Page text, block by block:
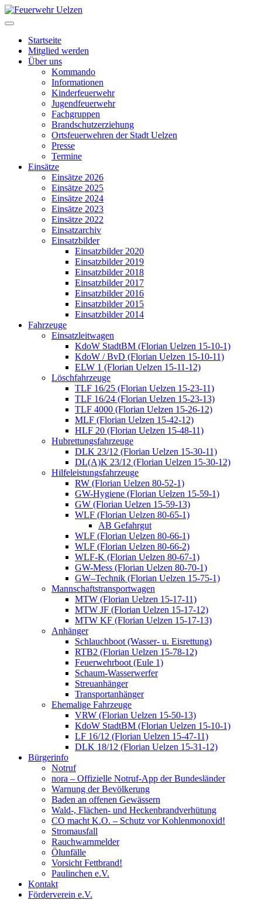
Startseite
Mitglied werden
Über uns
Kommando
Informationen
Kinderfeuerwehr
Jugendfeuerwehr
Fachgruppen
Brandschutzerziehung
Ortsfeuerwehren der Stadt Uelzen
Presse
Termine
Einsätze
Einsätze 2026
Einsätze 2025
Einsätze 2024
Einsätze 2023
Einsätze 2022
Einsatzarchiv
Einsatzbilder
Einsatzbilder 2020
Einsatzbilder 2019
Einsatzbilder 2018
Einsatzbilder 2017
Einsatzbilder 2016
Einsatzbilder 2015
Einsatzbilder 2014
Fahrzeuge
Einsatzleitwagen
KdoW StadtBM (Florian Uelzen 15-10-1)
KdoW / BvD (Florian Uelzen 15-10-11)
ELW 1 (Florian Uelzen 15-11-12)
Löschfahrzeuge
TLF 16/25 (Florian Uelzen 15-23-11)
TLF 16/24 (Florian Uelzen 15-23-13)
TLF 4000 (Florian Uelzen 15-26-12)
MLF (Florian Uelzen 15-42-12)
HLF 20 (Florian Uelzen 15-48-11)
Hubrettungsfahrzeuge
DLK 23/12 (Florian Uelzen 15-30-11)
DL(A)K 23/12 (Florian Uelzen 15-30-12)
Hilfeleistungsfahrzeuge
RW (Florian Uelzen 80-52-1)
GW-Hygiene (Florian Uelzen 15-59-1)
GW (Florian Uelzen 15-59-13)
WLF (Florian Uelzen 80-65-1)
AB Gefahrgut
WLF (Florian Uelzen 80-66-1)
WLF (Florian Uelzen 80-66-2)
WLF-K (Florian Uelzen 80-67-1)
GW-Mess (Florian Uelzen 80-70-1)
GW–Technik (Florian Uelzen 15-75-1)
Mannschaftstransportwagen
MTW (Florian Uelzen 15-17-11)
MTW JF (Florian Uelzen 15-17-12)
MTW KF (Florian Uelzen 15-17-13)
Anhänger
Schlauchboot (Wasser- u. Eisrettung)
RTB2 (Florian Uelzen 15-78-12)
Feuerwehrboot (Eule 1)
Schaum-Wasserwerfer
Streuanhänger
Transportanhänger
Ehemalige Fahrzeuge
VRW (Florian Uelzen 15-50-13)
KdoW StadtBM (Florian Uelzen 15-10-1)
LF 16/12 (Florian Uelzen 15-47-11)
DLK 18/12 (Florian Uelzen 15-31-12)
Bürgerinfo
Notruf
nora – Offizielle Notruf-App der Bundesländer
Warnung der Bevölkerung
Baden an offenen Gewässern
Wald-, Flächen- und Heckenbrandverhütung
CO macht K.O. – Schutz vor Kohlenmonoxid!
Stromausfall
Rauchwarnmelder
Ölunfälle
Vorsicht Fettbrand!
Paulinchen e.V.
Kontakt
Förderverein e.V.